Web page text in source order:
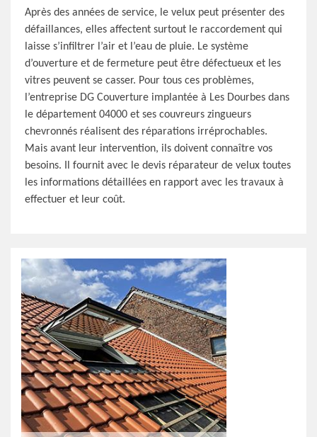
Après des années de service, le velux peut présenter des
défaillances, elles affectent surtout le raccordement qui
laisse s’infiltrer l’air et l’eau de pluie. Le système
d’ouverture et de fermeture peut être défectueux et les
vitres peuvent se casser. Pour tous ces problèmes,
l’entreprise DG Couverture implantée à Les Dourbes dans
le département 04000 et ses couvreurs zingueurs
chevronnés réalisent des réparations irréprochables.
Mais avant leur intervention, ils doivent connaître vos
besoins. Il fournit avec le devis réparateur de velux toutes
les informations détaillées en rapport avec les travaux à
effectuer et leur coût.